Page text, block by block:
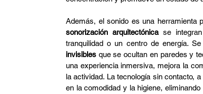
sonorización arquitectónica se integran
tranquilidad o un centro de energía.
invisibles que se ocultan en paredes y
una experiencia inmersiva, mejora la
la actividad. La tecnología sin contacto,
en la comodidad y la higiene,